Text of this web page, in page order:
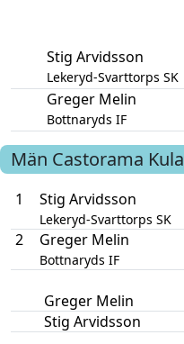
Stig Arvidsson
Lekeryd-Svarttorps SK
Greger Melin
Bottnaryds IF
Män Castorama Kula
1 Stig Arvidsson
Lekeryd-Svarttorps SK
2 Greger Melin
Bottnaryds IF
Greger Melin
Stig Arvidsson